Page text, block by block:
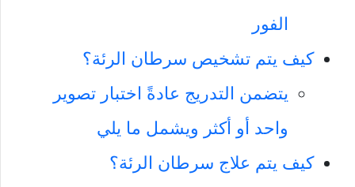
الفور
كيف يتم تشخيص سرطان الرئة؟
يتضمن التدريج عادةً اختبار تصوير
واحد أو أكثر ويشمل ما يلي
كيف يتم علاج سرطان الرئة؟